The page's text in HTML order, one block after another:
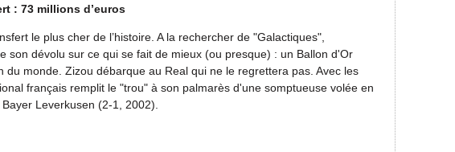
: 73 millions d’euros
le plus cher de l’histoire. A la rechercher de "Galactiques",
son dévolu sur ce qui se fait de mieux (ou presque) : un Ballon d'Or
du monde. Zizou débarque au Real qui ne le regrettera pas. Avec les
français remplit le "trou" à son palmarès d'une somptueuse volée en
Leverkusen (2-1, 2002).